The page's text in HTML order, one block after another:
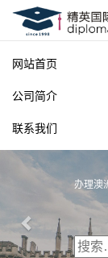
网站首页
公司简介
联系我们
办理澳